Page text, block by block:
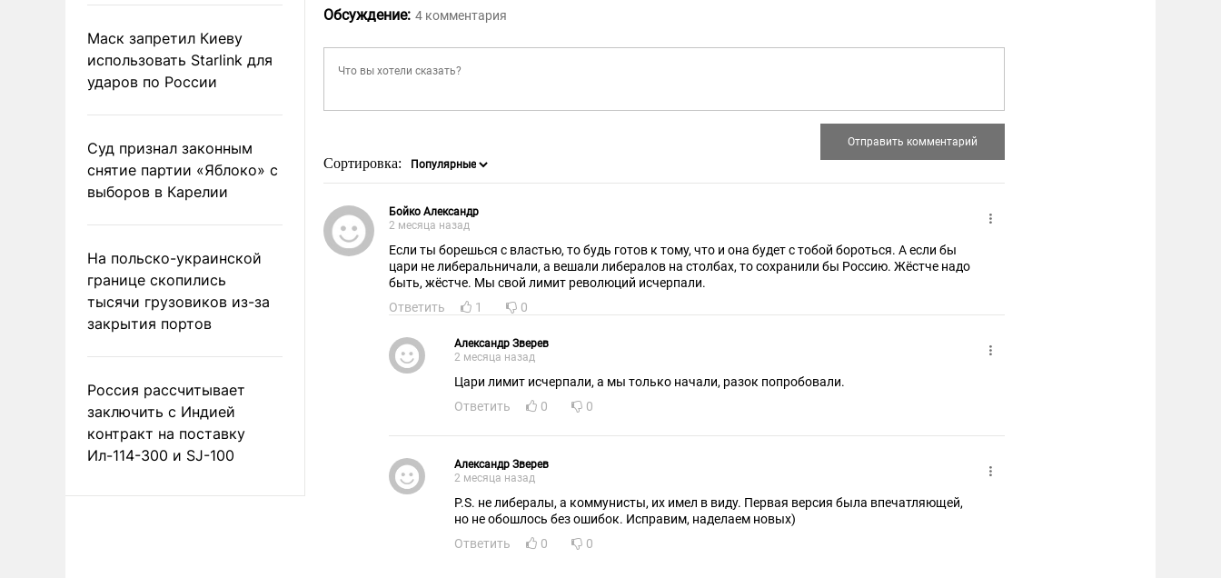
Маск запретил Киеву
использовать Starlink для
ударов по России
Суд признал законным
снятие партии «Яблоко» с
выборов в Карелии
На польско-украинской
границе скопились
тысячи грузовиков из-за
закрытия портов
Россия рассчитывает
заключить с Индией
контракт на поставку
Ил-114-300 и SJ-100
Обсуждение: 4 комментария
Сортировка:
Бойко Александр
2 месяца назад
Если ты борешься с властью, то будь готов к тому, что и она будет с тобой бороться. А если бы
цари не либеральничали, а вешали либералов на столбах, то сохранили бы Россию. Жёстче надо
быть, жёстче. Мы свой лимит революций исчерпали.
Ответить
1 0
Александр Зверев
2 месяца назад
Цари лимит исчерпали, а мы только начали, разок попробовали.
Ответить
0 0
Александр Зверев
2 месяца назад
P.S. не либералы, а коммунисты, их имел в виду. Первая версия была впечатляющей,
но не обошлось без ошибок. Исправим, наделаем новых)
Ответить
0 0